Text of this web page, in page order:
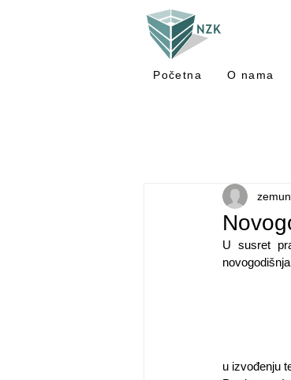
Početna O nama
U susret
novogodišnja
u izvođenju